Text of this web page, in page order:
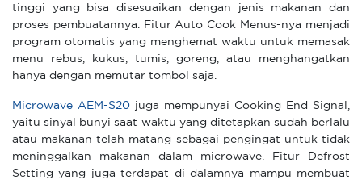
tinggi yang bisa disesuaikan dengan jenis makanan dan
proses pembuatannya. Fitur Auto Cook Menus-nya menjadi
program otomatis yang menghemat waktu untuk memasak
menu rebus, kukus, tumis, goreng, atau menghangatkan
hanya dengan memutar tombol saja.
Microwave AEM-S20 juga mempunyai Cooking End Signal,
yaitu sinyal bunyi saat waktu yang ditetapkan sudah berlalu
atau makanan telah matang sebagai pengingat untuk tidak
meninggalkan makanan dalam microwave. Fitur Defrost
Setting yang juga terdapat di dalamnya mampu membuat